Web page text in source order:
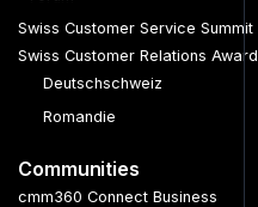
Swiss Customer Service Summit
Swiss Customer Relations Award
Deutschschweiz
Romandie
Communities
cmm360 Connect Business